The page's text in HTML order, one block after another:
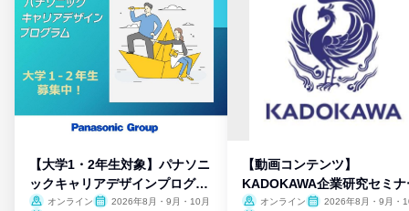
【大学1・2年生対象】パナソニ
ックキャリアデザインプログラ
ム
オンライン
2026年8月・9月・10月
【動画コンテンツ】
KADOKAWA企業研究セミナ
オンライン
2026年8月・9月・